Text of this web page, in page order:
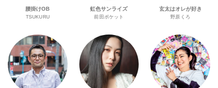
腰掛けOB
TSUKURU
虹色サンライズ
前田ポケット
玄太はオレが好き
野原くろ